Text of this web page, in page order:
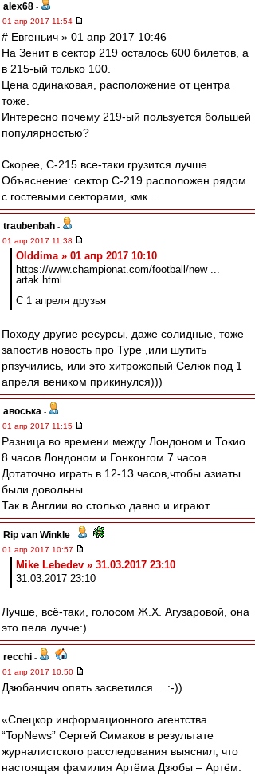
alex68 -
01 апр 2017 11:54
# Евгеньич » 01 апр 2017 10:46
На Зенит в сектор 219 осталось 600 билетов, а
в 215-ый только 100.
Цена одинаковая, расположение от центра
тоже.
Интересно почему 219-ый пользуется большей
популярностью?
Скорее, С-215 все-таки грузится лучше.
Объяснение: сектор С-219 расположен рядом
с гостевыми секторами, кмк...
traubenbah -
01 апр 2017 11:38
Olddima » 01 апр 2017 10:10
https://www.championat.com/football/new ...
artak.html
С 1 апреля друзья
Походу другие ресурсы, даже солидные, тоже
запостив новость про Туре ,или шутить
рпзучились, или это хитрожопый Селюк под 1
апреля веником прикинулся)))
авоська -
01 апр 2017 11:15
Разница во времени между Лондоном и Токио
8 часов.Лондоном и Гонконгом 7 часов.
Дотаточно играть в 12-13 часов,чтобы азиаты
были довольны.
Так в Англии во столько давно и играют.
Rip van Winkle -
01 апр 2017 10:57
Mike Lebedev » 31.03.2017 23:10
31.03.2017 23:10
Лучше, всё-таки, голосом Ж.Х. Агузаровой, она
это пела лучче:).
recchi -
01 апр 2017 10:50
Дзюбанчич опять засветился… :-))
«Спецкор информационного агентства
“TopNews” Сергей Симаков в результате
журналистского расследования выяснил, что
настоящая фамилия Артёма Дзюбы – Артём.